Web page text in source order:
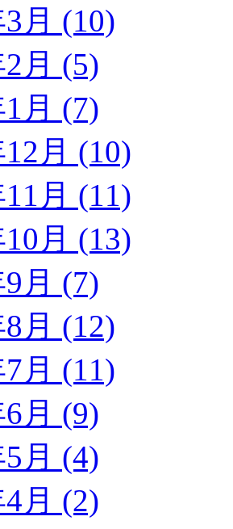
月 (10)
月 (5)
月 (7)
月 (10)
月 (11)
月 (13)
月 (7)
月 (12)
月 (11)
月 (9)
月 (4)
月 (2)